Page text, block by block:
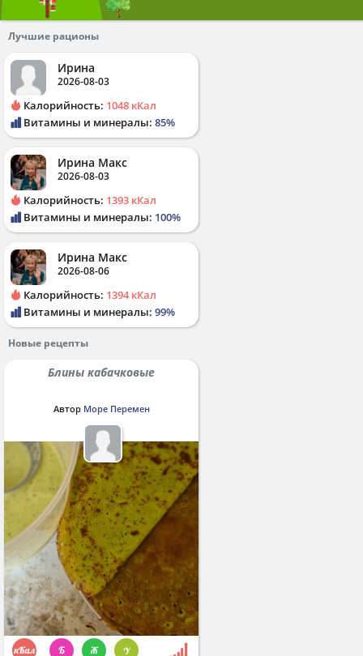
Лучшие рационы
Ирина
2026-08-03
Калорийность: 1048 кКал
Витамины и минералы: 85%
Ирина Макс
2026-08-03
Калорийность: 1393 кКал
Витамины и минералы: 100%
Ирина Макс
2026-08-06
Калорийность: 1394 кКал
Витамины и минералы: 99%
Новые рецепты
Блины кабачковые
Автор Море Перемен